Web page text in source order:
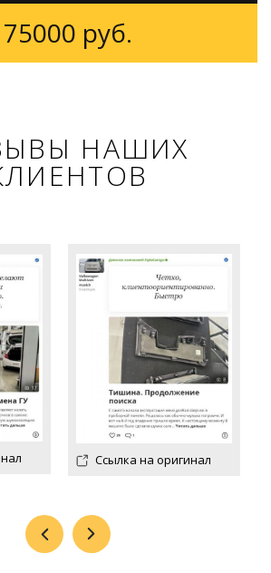
75000 руб.
НАШИХ
Ссылка на оригинал